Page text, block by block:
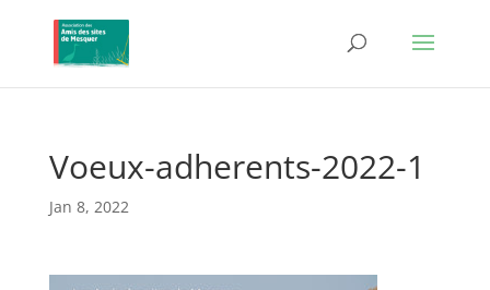
Voeux-adherents-2022-1
Jan 8, 2022